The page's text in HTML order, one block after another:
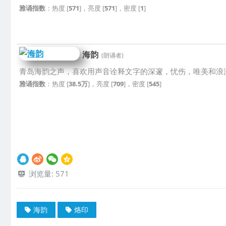
雅诵指数 ：热度 [571]，亮度 [571]，密度 [1]
海韵 (朗诵者)
青岛海韵之声，喜欢用声音诠释文字的深邃，忧伤，唯美和浪
雅诵指数 ：热度 [38.5万]，亮度 [709]，密度 [545]
浏览量: 571
海韵 烙印